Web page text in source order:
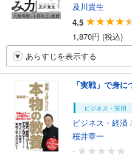
及川貴生
4.5
1,870円 (税込)
あらすじを表示する
「実戦」で身
ビジネス・実用
ビジネス・経済 /
桜井章一
-